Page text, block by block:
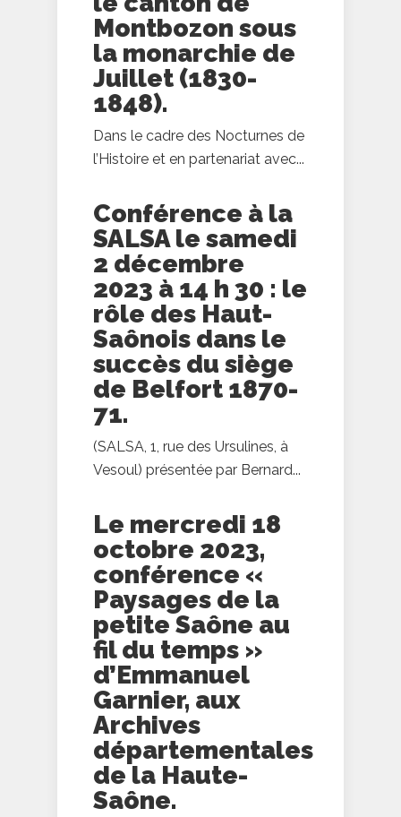
Montbozon sous
la monarchie de
Juillet (1830-
1848).
Dans le cadre des Nocturnes de
l’Histoire et en partenariat avec...
Conférence à la
SALSA le samedi
2 décembre
2023 à 14 h 30 : le
rôle des Haut-
Saônois dans le
succès du siège
de Belfort 1870-
71.
(SALSA, 1, rue des Ursulines, à
Vesoul) présentée par Bernard...
Le mercredi 18
octobre 2023,
conférence «
Paysages de la
petite Saône au
fil du temps »
d’Emmanuel
Garnier, aux
Archives
départementales
de la Haute-
Saône.